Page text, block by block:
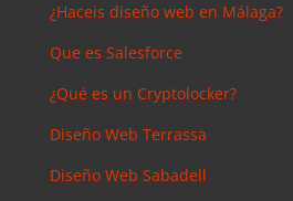
¿Haceis diseño web en Málaga?
Que es Salesforce
¿Qué es un Cryptolocker?
Diseño Web Terrassa
Diseño Web Sabadell